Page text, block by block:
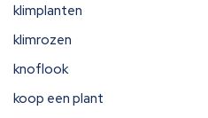
klimplanten
klimrozen
knoflook
koop een plant